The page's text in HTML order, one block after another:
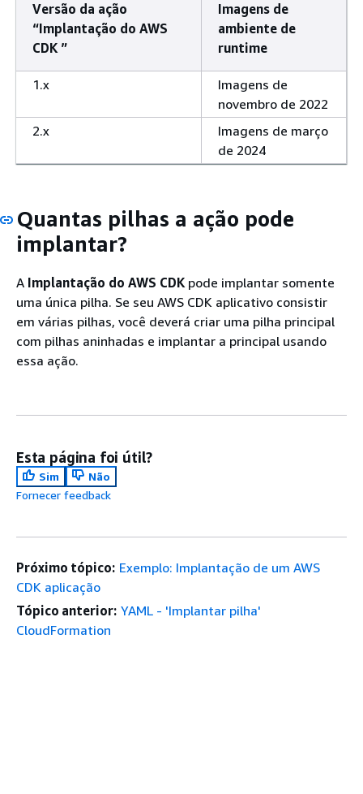
Versão da ação
“Implantação do AWS
CDK ”
Imagens de
ambiente de
runtime
1.x
Imagens de
novembro de 2022
2.x
Imagens de março
de 2024
Quantas pilhas a ação pode
implantar?
A Implantação do AWS CDK pode implantar somente
uma única pilha. Se seu AWS CDK aplicativo consistir
em várias pilhas, você deverá criar uma pilha principal
com pilhas aninhadas e implantar a principal usando
essa ação.
Esta página foi útil?
Sim
Não
Fornecer feedback
Próximo tópico: Exemplo: Implantação de um AWS
CDK aplicação
Tópico anterior: YAML - 'Implantar pilha'
CloudFormation